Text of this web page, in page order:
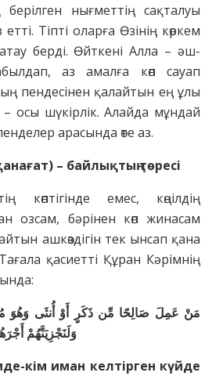
нығметтің сақталуы
Тіпті оларға Өзінің көркем
атау берді. Өйткені Алла – әш-
аз амалға көп сауап
пендесінен қалайтын ең ұлы
осы шүкірлік. Алайда мұндай
арасында өте аз.
– байлықтың төресі
көптігінде емес, көңілдің
озсам, бәрінен көп жинасам
ашкөздігін тек ынсап қана
қасиетті Құран Кәрімнің
مَنْ عَمِلَ صَالِحًا مِّن ذَكَرٍ أَوْ أُنثَى وَهُوَ
وَلَنَجْزِيَنَّهُمْ
кім иман келтірген күйде